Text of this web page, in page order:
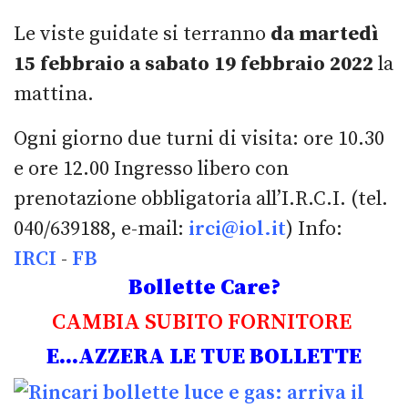
Le viste guidate si terranno da martedì
15 febbraio a sabato 19 febbraio 2022 la
mattina.
Ogni giorno due turni di visita: ore 10.30
e ore 12.00 Ingresso libero con
prenotazione obbligatoria all’I.R.C.I. (tel.
040/639188, e-mail: irci@iol.it) Info:
IRCI - FB
Bollette Care?
CAMBIA SUBITO FORNITORE
E...AZZERA LE TUE BOLLETTE